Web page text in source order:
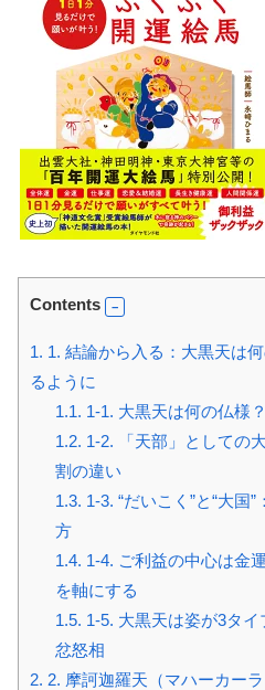
Contents
1. 1. 結論から入る：大黒天は
るように
1.1. 1-1. 大黒天は何の仏様
1.2. 1-2. 「天部」としての
割の違い
1.3. 1-3. “だいこく”と“大国
方
1.4. 1-4. ご利益の中心は金
を軸にする
1.5. 1-5. 大黒天は姿が3タイ
忿怒相
2. 2. 摩訶迦羅天（マハーカー